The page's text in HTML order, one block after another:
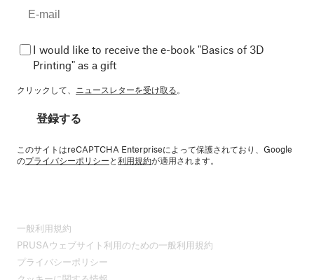
I would like to receive the e-book "Basics of 3D
Printing" as a gift
クリックして、 ニュースレターを受け取る。
登録する
このサイトはreCAPTCHA Enterpriseによって保護されており、Google
のプライバシーポリシーと利用規約が適用されます。
一般利用規約
PRUSAウェブサイト利用のための一般利用規約
プライバシーポリシー